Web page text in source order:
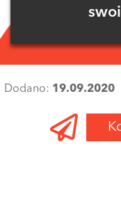
Dodano: 19.09.2020